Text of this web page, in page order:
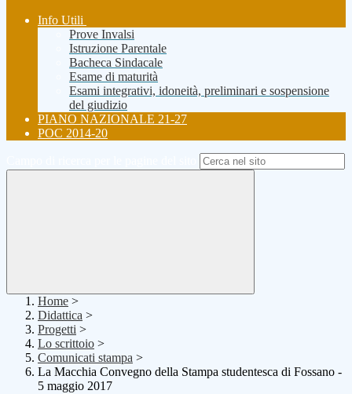
Info Utili
Prove Invalsi
Istruzione Parentale
Bacheca Sindacale
Esame di maturità
Esami integrativi, idoneità, preliminari e sospensione
del giudizio
PIANO NAZIONALE 21-27
POC 2014-20
Home >
Didattica >
Progetti >
Lo scrittoio >
Comunicati stampa >
La Macchia Convegno della Stampa studentesca di Fossano -
5 maggio 2017